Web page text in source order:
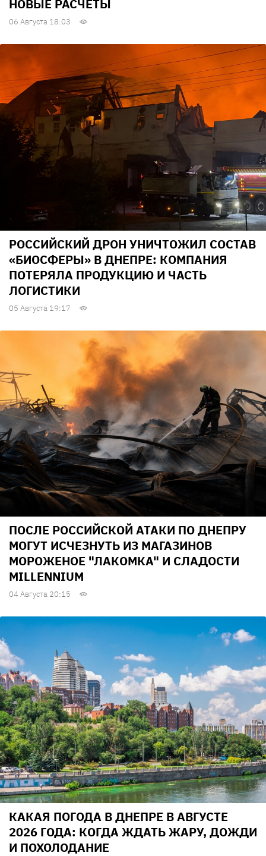
НОВЫЕ РАСЧЕТЫ
06 Августа 18:03
РОССИЙСКИЙ ДРОН УНИЧТОЖИЛ СОСТАВ
«БИОСФЕРЫ» В ДНЕПРЕ: КОМПАНИЯ
ПОТЕРЯЛА ПРОДУКЦИЮ И ЧАСТЬ
ЛОГИСТИКИ
05 Августа 19:17
ПОСЛЕ РОССИЙСКОЙ АТАКИ ПО ДНЕПРУ
МОГУТ ИСЧЕЗНУТЬ ИЗ МАГАЗИНОВ
МОРОЖЕНОЕ "ЛАКОМКА" И СЛАДОСТИ
MILLENNIUM
04 Августа 20:15
КАКАЯ ПОГОДА В ДНЕПРЕ В АВГУСТЕ
2026 ГОДА: КОГДА ЖДАТЬ ЖАРУ, ДОЖДИ
И ПОХОЛОДАНИЕ